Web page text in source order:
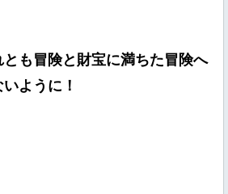
も冒険と財宝に満ちた冒険へ
ように！